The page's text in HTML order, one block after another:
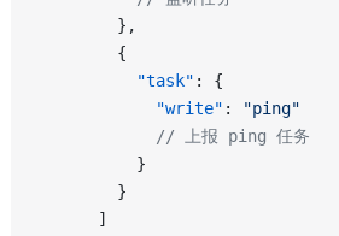
        },
        {
          "task"
: {
            "write"
:
"ping"
            // 上报 ping 任务
          }
        }
      ]